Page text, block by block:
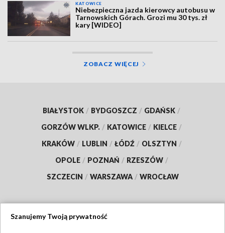
KATOWICE
Niebezpieczna jazda kierowcy autobusu w
Tarnowskich Górach. Grozi mu 30 tys. zł
kary [WIDEO]
ZOBACZ WIĘCEJ
BIAŁYSTOK / BYDGOSZCZ / GDAŃSK /
GORZÓW WLKP. / KATOWICE / KIELCE /
KRAKÓW / LUBLIN / ŁÓDŹ / OLSZTYN /
OPOLE / POZNAŃ / RZESZÓW /
SZCZECIN / WARSZAWA / WROCŁAW
Szanujemy Twoją prywatność